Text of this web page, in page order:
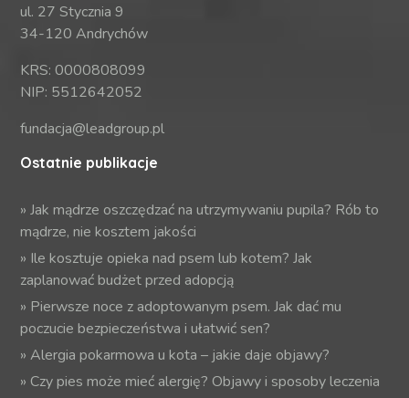
ul. 27 Stycznia 9
34-120 Andrychów
KRS: 0000808099
NIP: 5512642052
fundacja@leadgroup.pl
Ostatnie publikacje
»Jak mądrze oszczędzać na utrzymywaniu pupila? Rób to
mądrze, nie kosztem jakości
» Ile kosztuje opieka nad psem lub kotem? Jak
zaplanować budżet przed adopcją
» Pierwsze noce z adoptowanym psem. Jak dać mu
poczucie bezpieczeństwa i ułatwić sen?
»Alergia pokarmowa u kota – jakie daje objawy?
»Czy pies może mieć alergię? Objawy i sposoby leczenia